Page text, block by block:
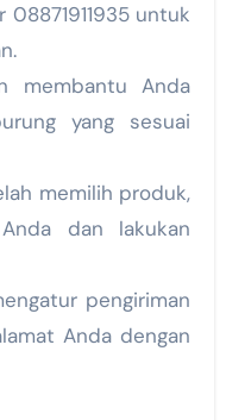
untuk
membantu Anda
yang sesuai
memilih produk,
dan lakukan
pengiriman
Anda dengan